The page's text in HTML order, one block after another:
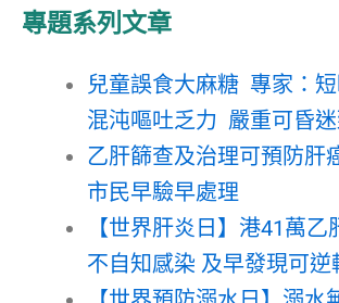
專題系列文章
兒童誤食大麻糖 專家：
混沌嘔吐乏力 嚴重可昏
乙肝篩查及治理可預防肝
市民早驗早處理
【世界肝炎日】港41萬
不自知感染 及早發現可逆